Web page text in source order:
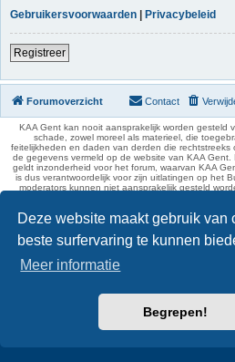
Deze website maakt gebruik van
beste surfervaring te kunnen
Meer informatie
Begrepen!
Gebruikersvoorwaarden | Privacybeleid
Registreer
Forumoverzicht Contact
KAA Gent kan nooit aansprakelijk worden gesteld
schade, zowel moreel als materieel, die
feitelijkheden en daden van derden die
de gegevens vermeld op de website van KAA
geldt inzonderheid voor het forum, waarvan KAA
is dus verantwoordelijk voor zijn uitlatingen op het
moderators kunnen niet aansprakelijk gesteld